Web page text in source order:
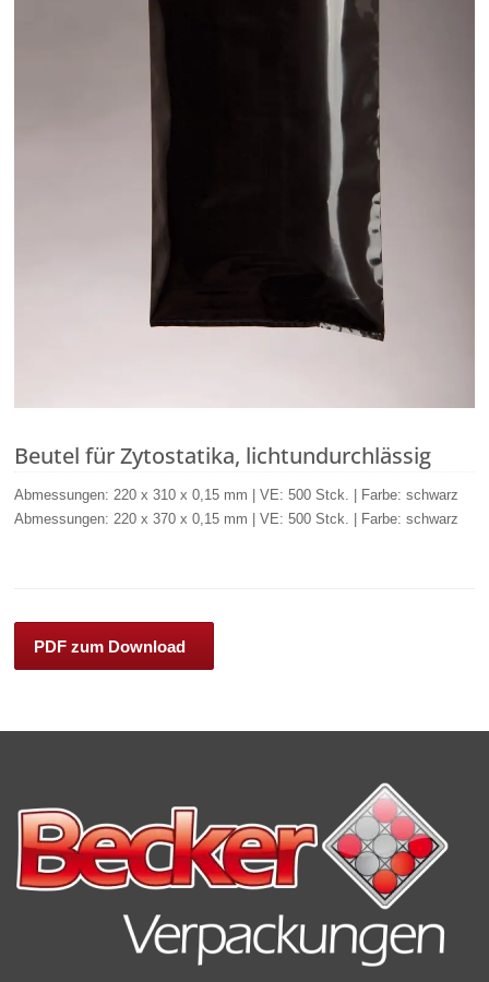
Beutel für Zytostatika, lichtundurchlässig
Abmessungen: 220 x 310 x 0,15 mm | VE: 500 Stck. | Farbe: schwarz
Abmessungen: 220 x 370 x 0,15 mm | VE: 500 Stck. | Farbe: schwarz
PDF zum Download